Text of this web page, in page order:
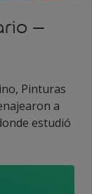
–
Pinturas
a
estudió